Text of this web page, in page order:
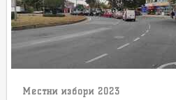
Местни избори 2023